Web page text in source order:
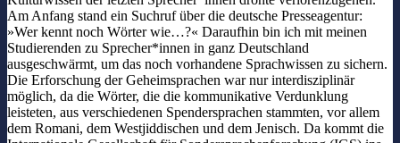
Am Anfang stand ein Suchruf über die deutsche Presseagentur:
»Wer kennt noch Wörter wie…?« Daraufhin bin ich mit meinen
Studierenden zu Sprecher*innen in ganz Deutschland
ausgeschwärmt, um das noch vorhandene Sprachwissen zu sichern.
Die Erforschung der Geheimsprachen war nur interdisziplinär
möglich, da die Wörter, die die kommunikative Verdunklung
leisteten, aus verschiedenen Spendersprachen stammten, vor allem
dem Romani, dem Westjiddischen und dem Jenisch. Da kommt die